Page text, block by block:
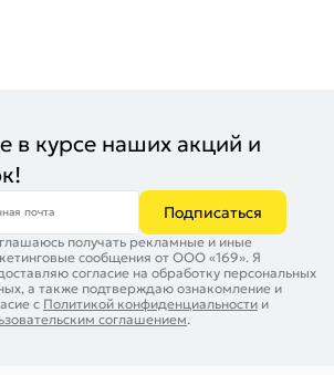
в курсе наших акций и
почта Подписаться
получать рекламные и иные
сообщения от ООО «169». Я
согласие на обработку персональных
а также подтверждаю ознакомление и
с Политикой конфиденциальности и
соглашением.